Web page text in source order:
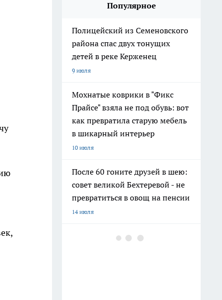
Популярное
Полицейский из Семеновского
района спас двух тонущих
детей в реке Керженец
9 июля
Мохнатые коврики в "Фикс
Прайсе" взяла не под обувь: вот
как превратила старую мебель
в шикарный интерьер
10 июля
После 60 гоните друзей в шею:
совет великой Бехтеревой - не
превратиться в овощ на пенсии
14 июля
Гигант с нежной душой: как